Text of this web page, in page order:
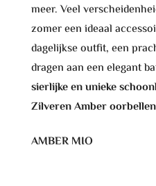
meer. Veel
zomer een ideaal
dagelijkse outfit, een
dragen aan een elegant
sierlijke en unieke
Zilveren Amber
AMBER MIO